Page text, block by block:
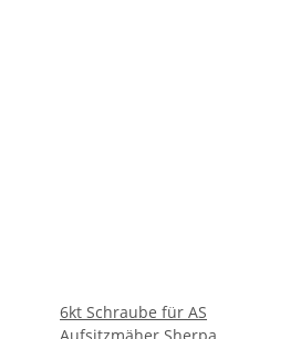
6kt Schraube für AS